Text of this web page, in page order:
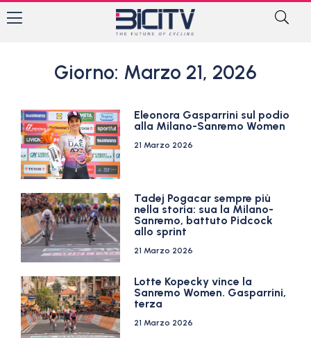
Giorno: Marzo 21, 2026
Eleonora Gasparrini sul podio
alla Milano-Sanremo Women
21 Marzo 2026
Tadej Pogacar sempre più
nella storia: sua la Milano-
Sanremo, battuto Pidcock
allo sprint
21 Marzo 2026
Lotte Kopecky vince la
Sanremo Women. Gasparrini,
terza
21 Marzo 2026